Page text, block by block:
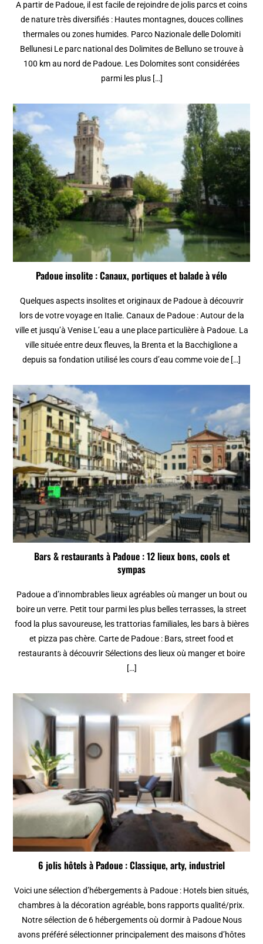
A partir de Padoue, il est facile de rejoindre de jolis parcs et coins
de nature très diversifiés : Hautes montagnes, douces collines
thermales ou zones humides. Parco Nazionale delle Dolomiti
Bellunesi Le parc national des Dolimites de Belluno se trouve à
100 km au nord de Padoue. Les Dolomites sont considérées
parmi les plus […]
Padoue insolite : Canaux, portiques et balade à vélo
Quelques aspects insolites et originaux de Padoue à découvrir
lors de votre voyage en Italie. Canaux de Padoue : Autour de la
ville et jusqu’à Venise L’eau a une place particulière à Padoue. La
ville située entre deux fleuves, la Brenta et la Bacchiglione a
depuis sa fondation utilisé les cours d’eau comme voie de […]
Bars & restaurants à Padoue : 12 lieux bons, cools et
sympas
Padoue a d’innombrables lieux agréables où manger un bout ou
boire un verre. Petit tour parmi les plus belles terrasses, la street
food la plus savoureuse, les trattorias familiales, les bars à bières
et pizza pas chère. Carte de Padoue : Bars, street food et
restaurants à découvrir Sélections des lieux où manger et boire
[…]
6 jolis hôtels à Padoue : Classique, arty, industriel
Voici une sélection d’hébergements à Padoue : Hotels bien situés,
chambres à la décoration agréable, bons rapports qualité/prix.
Notre sélection de 6 hébergements où dormir à Padoue Nous
avons préféré sélectionner principalement des maisons d’hôtes